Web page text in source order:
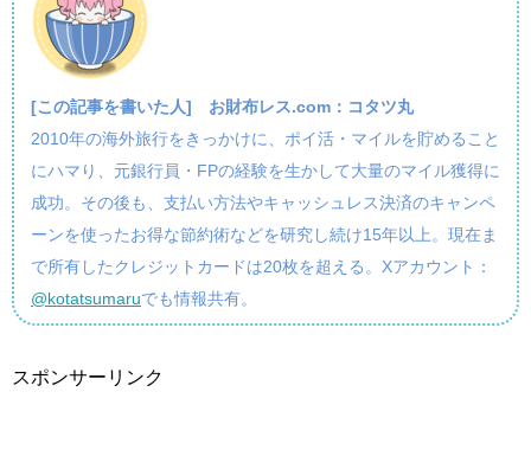
[この記事を書いた人] お財布レス.com：コタツ丸
2010年の海外旅行をきっかけに、ポイ活・マイルを貯めること
にハマり、元銀行員・FPの経験を生かして大量のマイル獲得に
成功。その後も、支払い方法やキャッシュレス決済のキャンペ
ーンを使ったお得な節約術などを研究し続け15年以上。現在ま
で所有したクレジットカードは20枚を超える。Xアカウント：
@kotatsumaruでも情報共有。
スポンサーリンク